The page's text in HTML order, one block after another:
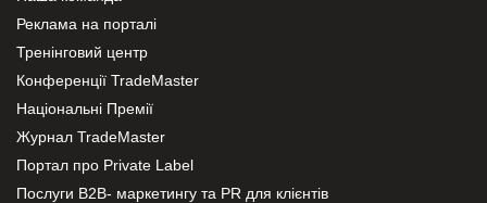
Реклама на порталі
Тренінговий центр
Конференції TradeMaster
Національні Премії
Журнал TradeMaster
Портал про Private Label
Послуги В2В- маркетингу та PR для клієнтів